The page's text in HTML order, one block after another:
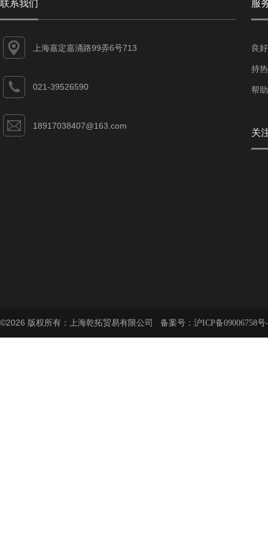
联系我们
上海嘉定嘉涌路99弄6号713
021-39526590
18917038407@163.com
服
良
持
帮
关
©2026 版权所有：上海乾拓贸易有限公司 备案号： 沪ICP备09006758号